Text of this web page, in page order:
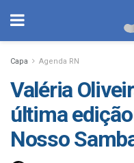
Capa Agenda RN
Valéria
última
Nosso